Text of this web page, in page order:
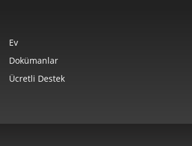
Ev
Dokümanlar
Ücretli Destek